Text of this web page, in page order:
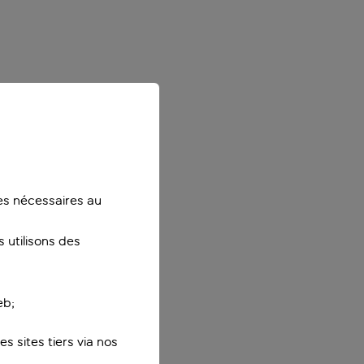
nécessaires au
utilisons des
sites tiers via nos